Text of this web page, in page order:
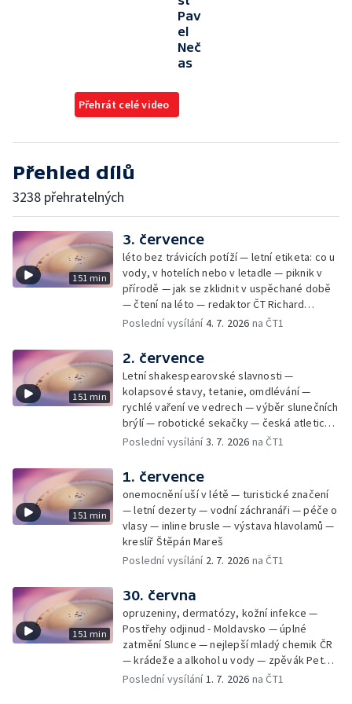
Pav
el
Neč
as
Přehrát celé video
Přehled dílů
3238 přehratelných
151 min
3. července
léto bez trávicích potíží — letní etiketa: co u
vody, v hotelích nebo v letadle — piknik v
přírodě — jak se zklidnit v uspěchané době
— čtení na léto — redaktor ČT Richard
Samko
Poslední vysílání4. 7. 2026 na ČT1
151 min
2. července
Letní shakespearovské slavnosti —
kolapsové stavy, tetanie, omdlévání —
rychlé vaření ve vedrech — výběr slunečních
brýlí — robotické sekačky — česká atletická
rekordmanka — psí seriál: výmarský
Poslední vysílání3. 7. 2026 na ČT1
151 min
1. července
onemocnění uší v létě — turistické značení
— letní dezerty — vodní záchranáři — péče o
vlasy — inline brusle — výstava hlavolamů —
kreslíř Štěpán Mareš
Poslední vysílání 2. 7. 2026 na ČT1
151 min
30. června
opruzeniny, dermatózy, kožní infekce —
Postřehy odjinud - Moldavsko — úplné
zatmění Slunce — nejlepší mladý chemik ČR
— krádeže a alkohol u vody — zpěvák Peter
Cmorik
Poslední vysílání1. 7. 2026 na ČT1